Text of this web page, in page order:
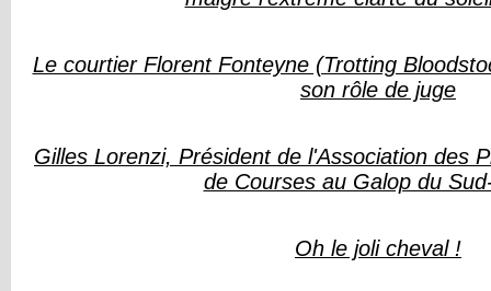
Le courtier Florent Fonteyne (Trotting
son rôle de juge
Gilles Lorenzi, Président de l'Association des
de Courses au Galop du
Oh le joli cheval !